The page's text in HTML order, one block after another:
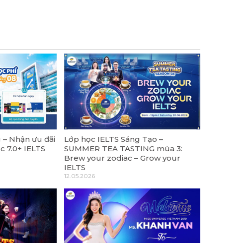
Nhận ưu đãi
7.0+ IELTS
Lớp học IELTS Sáng Tạo –
SUMMER TEA TASTING mùa 3:
Brew your zodiac – Grow your
IELTS
12.05.2026